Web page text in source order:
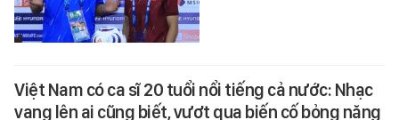
Việt Nam có ca sĩ 20 tuổi nổi tiếng cả nước: Nhạc
vang lên ai cũng biết, vượt qua biến cố bỏng nặng